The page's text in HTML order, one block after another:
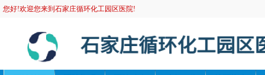
您好!欢迎您来到石家庄循环化工园区医院!